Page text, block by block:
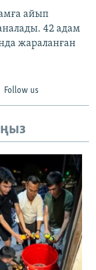
айып
42 адам
жараланған
Follow us